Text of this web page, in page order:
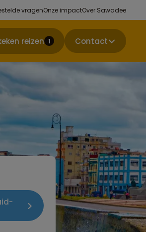
vragenOnze impactOver Sawadee
reizen 1 Contact